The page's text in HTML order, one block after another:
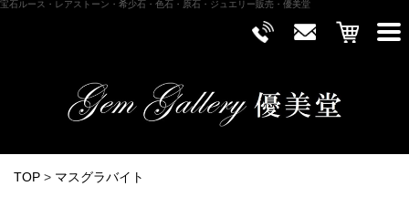
宝石ルース・レアストーン・希少石・色石・原石・ジュエリー販売・優美堂
TOP > マスグラバイト